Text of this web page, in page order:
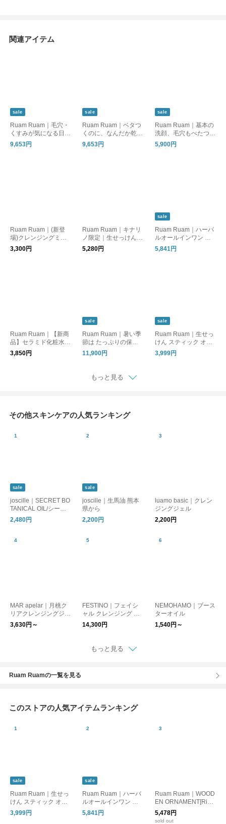
関連アイテム
sale
Ruam Ruam｜毛穴・
くすみが気になる日
に。落とす×うるおす
基本セット。
9,653円
sale
Ruam Ruam｜ベタつ
くのに、なんだか乾く
肌に。落とす×うるお
す基本セット
9,653円
sale
Ruam Ruam｜基本の
洗顔、毛穴もべたつき
もスッキリ。｜SUMM
ER SALE
5,900円
Ruam Ruam｜(新登
場)クレンジングミル
ク
3,300円
Ruam Ruam｜キナリ
ノ限定｜生せっけん
素焼きポットセット
5,280円
sale
Ruam Ruam｜ハーバ
ルオールインワン ダ
ブルエッセンス
5,841円
Ruam Ruam｜【新商
品】セラミド化粧水
モイストプラスローシ
ョン
3,850円
sale
Ruam Ruam｜暑い季
節は たっぷりの保湿
を、簡単に。オールイ
ンワン美容乳液｜SU
11,900円
sale
Ruam Ruam｜生せっ
けん スティック オリ
ジナル 2本セット｜su
stainable outlet
3,999円
もっと見る
その他スキンケアの人気ランキング
sale
joscille｜SECRET BO
TANICAL OIL/シーク
レットボタニカルオイ
ル
2,480円
sale
joscille｜生馬油 熊本
県から
2,200円
luamo basic｜クレン
ジングジェル
2,200円
MAR apelar｜月桃ク
リアクレンジングジェ
ル
3,630円～
FESTINO｜フェイシ
ャル クレンジング ナ
ノスチーマー
14,300円
NEMOHAMO｜ブース
ターオイル
1,540円～
もっと見る
Ruam Ruamの一覧を見る
このストアの人気アイテムランキング
sale
Ruam Ruam｜生せっ
けん スティック オリ
ジナル 2本セット｜su
stainable outlet
3,999円
sale
Ruam Ruam｜ハーバ
ルオールインワン ダ
ブルエッセンス
5,841円
Ruam Ruam｜WOOD
EN ORNAMENT[Ring]
｜ウッドオーナメント
5,478円
sold out